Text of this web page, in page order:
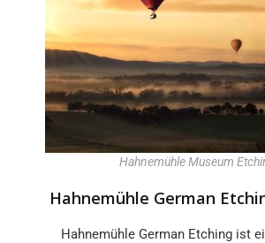
Hahnemühle Museum
Hahnemühle German
Hahnemühle German Etching ist